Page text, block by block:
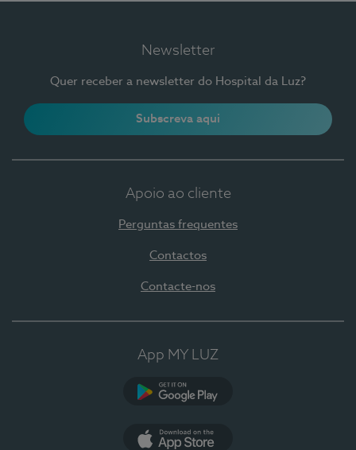
Newsletter
Quer receber a newsletter do Hospital da Luz?
Subscreva aqui
Apoio ao cliente
Perguntas frequentes
Contactos
Contacte-nos
App MY LUZ